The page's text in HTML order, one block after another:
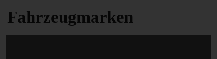
Fahrzeugmarken